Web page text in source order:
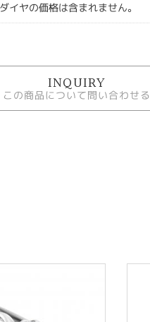
イヤの価格は含まれません。
INQUIRY
この商品について問い合わせる